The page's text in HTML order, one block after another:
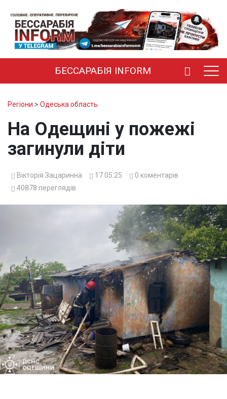
БЕССАРАБІЯ INFORM
Регіони > Одеська область
На Одещині у пожежі
загинули діти
Вікторія Зацаринна 17.05.25 0 коментарів
40878 переглядів